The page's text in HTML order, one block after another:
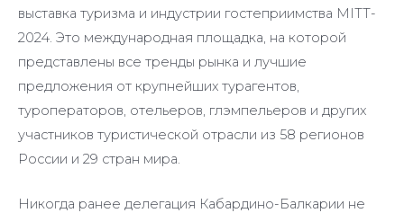
выставка туризма и индустрии гостеприимства MITT-
2024. Это международная площадка, на которой
представлены все тренды рынка и лучшие
предложения от крупнейших турагентов,
туроператоров, отельеров, глэмпельеров и других
участников туристической отрасли из 58 регионов
России и 29 стран мира.
Никогда ранее делегация Кабардино-Балкарии не